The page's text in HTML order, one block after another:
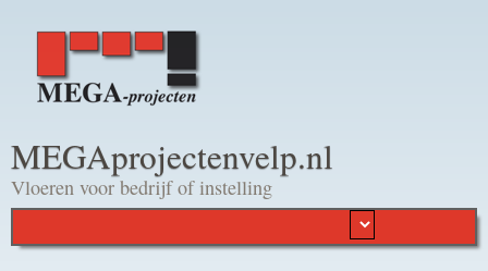
MEGAprojectenvelp.nl
Vloeren voor bedrijf of instelling